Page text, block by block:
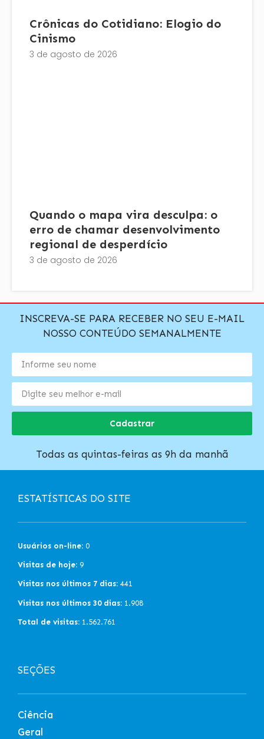
Crônicas do Cotidiano: Elogio do
Cinismo
3 de agosto de 2026
Quando o mapa vira desculpa: o
erro de chamar desenvolvimento
regional de desperdício
3 de agosto de 2026
INSCREVA-SE PARA RECEBER NO SEU E-MAIL
NOSSO CONTEÚDO SEMANALMENTE
Cadastrar
Todas as quintas-feiras as 9h da manhã
ESTATÍSTICAS DO SITE
Usuários on-line: 0
Visitas de hoje: 9
Visitas nos últimos 7 dias: 441
Visitas nos últimos 30 dias: 1.908
Total de visitas: 1.562.761
SEÇÕES
Ciência
Geral